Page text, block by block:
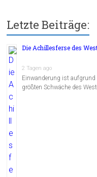
Letzte Beiträge:
Die Achillesferse des
2 Tagen ago
Einwanderung ist
größten Schwäche des